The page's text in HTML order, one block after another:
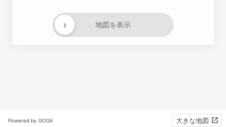
地図を表示
›
Powered by GOGA 大きな地図